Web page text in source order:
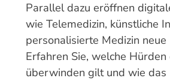
Parallel dazu eröffnen
wie Telemedizin, künstliche
personalisierte Medizin neue
Erfahren Sie, welche Hürden
überwinden gilt und wie das